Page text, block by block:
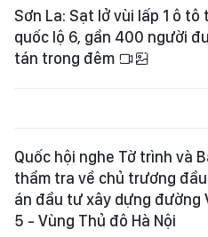
Sơn La: Sạt lở vùi lấp 1 ô tô
quốc lộ 6, gần 400 người
tán trong đêm
Quốc hội nghe Tờ trình và
thẩm tra về chủ trương
án đầu tư xây dựng đường
5 - Vùng Thủ đô Hà Nội